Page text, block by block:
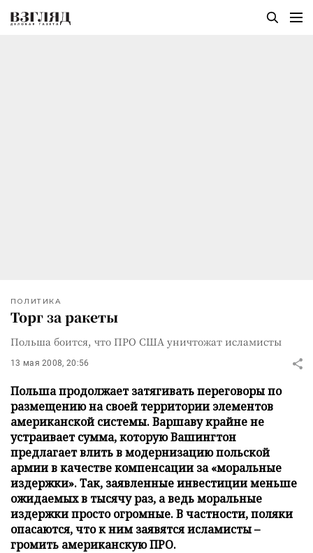
ПОЛИТИКА
Торг за ракеты
Польша боится, что ПРО США уничтожат исламисты
13 мая 2008, 20:56
Польша продолжает затягивать переговоры по
размещению на своей территории элементов
американской системы. Варшаву крайне не
устраивает сумма, которую Вашингтон
предлагает влить в модернизацию польской
армии в качестве компенсации за «моральные
издержки». Так, заявленные инвестиции меньше
ожидаемых в тысячу раз, а ведь моральные
издержки просто огромные. В частности, поляки
опасаются, что к ним заявятся исламисты –
громить американскую ПРО.